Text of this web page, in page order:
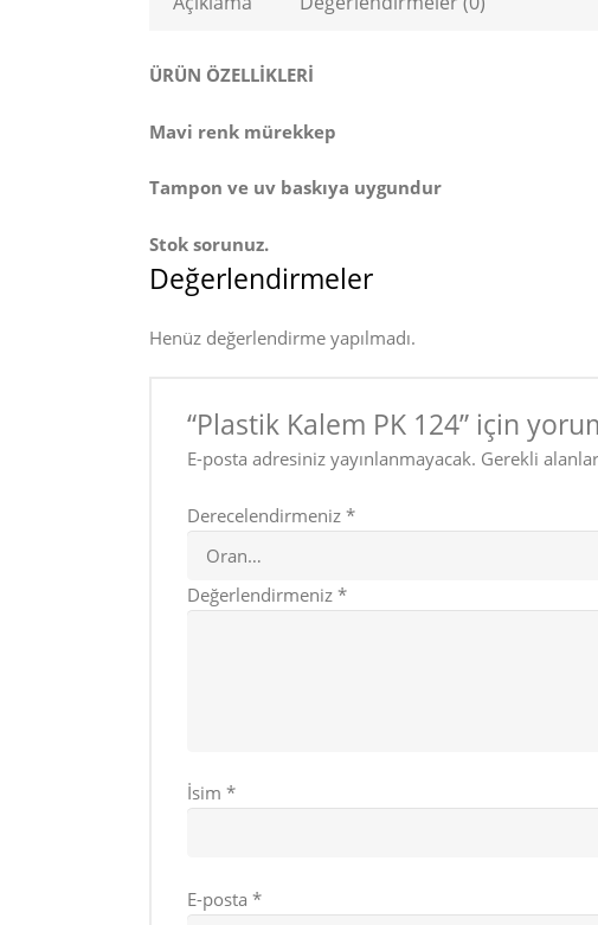
ÜRÜN ÖZELLİKLERİ
Mavi renk mürekkep
Tampon ve uv baskıya uygundur
Stok sorunuz.
Değerlendirmeler
Henüz değerlendirme yapılmadı.
“Plastik Kalem PK 124” için
E-posta adresiniz yayınlanmayacak. Gerekli
Derecelendirmeniz*
Değerlendirmeniz*
İsim*
E-posta*